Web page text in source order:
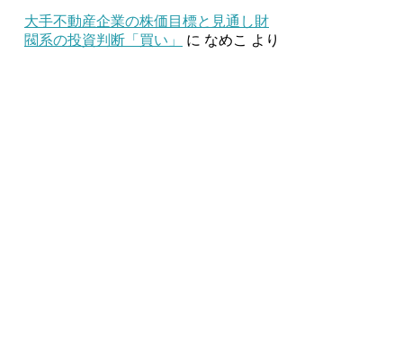
大手不動産企業の株価目標と見通し財
閥系の投資判断「買い」
に なめこ より